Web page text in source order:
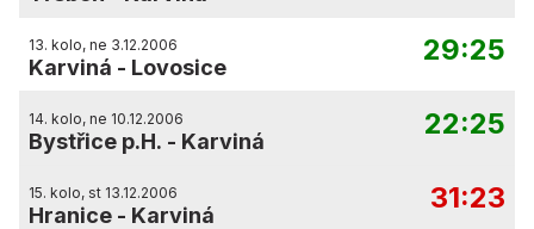
13. kolo, ne 3.12.2006
Karviná - Lovosice
29:25
14. kolo, ne 10.12.2006
Bystřice p.H. - Karviná
22:25
15. kolo, st 13.12.2006
Hranice - Karviná
31:23